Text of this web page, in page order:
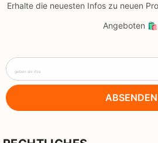
Erhalte die neuesten Infos zu neuen
Angeboten
geben sie ihre
ABSENDEN